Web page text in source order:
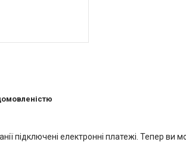
підключені електронні платежі. Тепер